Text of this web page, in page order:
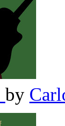
by